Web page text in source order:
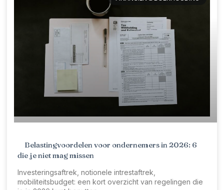
Belastingvoordelen voor ondernemers in 2026: 6
die je niet mag missen
Investeringsaftrek, notionele intrestaftrek,
mobiliteitsbudget: een kort overzicht van regelingen die